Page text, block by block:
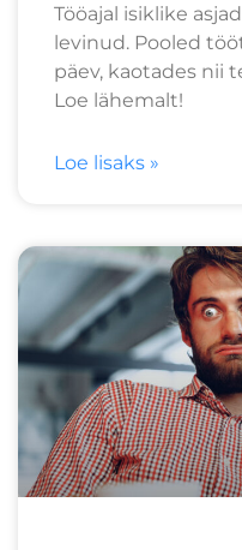
Tööajal isiklike
levinud. Pooled
päev, kaotades nii
Loe lähemalt!
Loe lisaks »